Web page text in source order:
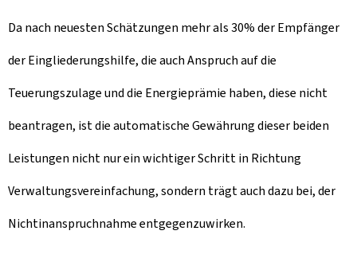
Da nach neuesten Schätzungen mehr als 30% der Empfänger
der Eingliederungshilfe, die auch Anspruch auf die
Teuerungszulage und die Energieprämie haben, diese nicht
beantragen, ist die automatische Gewährung dieser beiden
Leistungen nicht nur ein wichtiger Schritt in Richtung
Verwaltungsvereinfachung, sondern trägt auch dazu bei, der
Nichtinanspruchnahme entgegenzuwirken.